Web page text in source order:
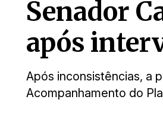
Senador
após
Após inconsistências, a
Acompanhamento do